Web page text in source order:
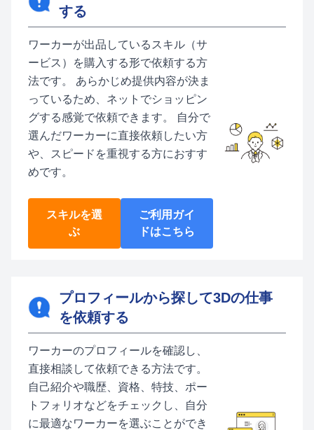
する
ワーカーが出品しているスキル（サ
ービス）を購入する形で依頼する方
法です。 あらかじめ提供内容が決ま
っているため、ネットでショッピン
グする感覚で依頼できます。 自分で
選んだワーカーに直接依頼したい方
や、スピードを重視する方におすす
めです。
スキルを選
ぶ
ご利用ガイ
ドはこちら
プロフィールから探して3Dの仕事
を依頼する
ワーカーのプロフィールを確認し、
直接相談して依頼できる方法です。
自己紹介や職歴、資格、特技、ポー
トフォリオなどをチェックし、自分
に最適なワーカーを選ぶことができ